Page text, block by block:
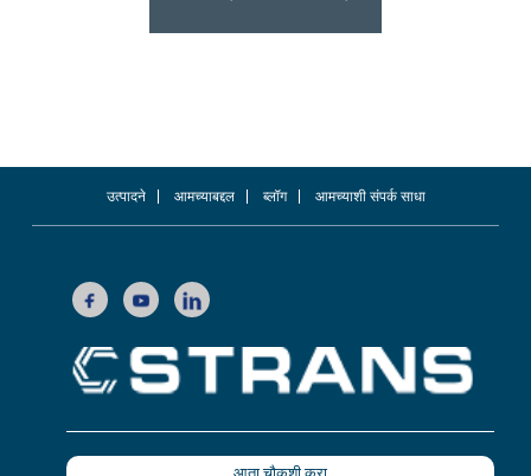
उत्पादने आमच्याबद्दल ब्लॉग आमच्याशी संपर्क साधा